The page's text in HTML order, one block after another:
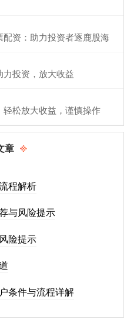
资：助力投资者逐鹿股海
投资，放大收益
松放大收益，谨慎操作
章
程解析
与风险提示
险提示
条件与流程详解